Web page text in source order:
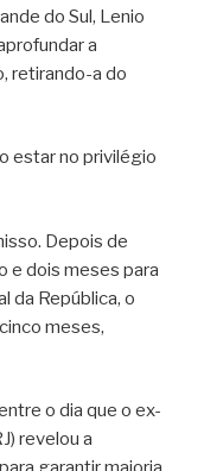
do Sul, Lenio
a
retirando-a do
estar no privilégio
Depois de
e dois meses para
da República, o
meses,
o dia que o ex-
revelou a